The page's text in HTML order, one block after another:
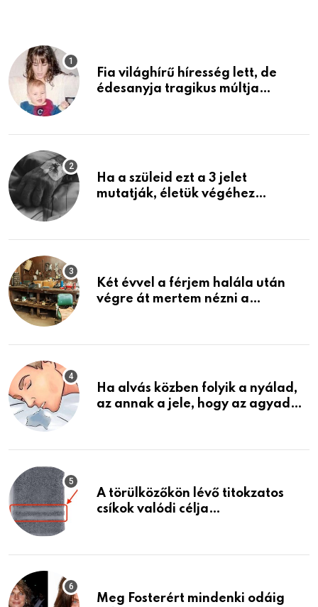
Fia világhírű híresség lett, de
édesanyja tragikus múltja
Ha a szüleid ezt a 3 jelet
mutatják, életük végéhez
Két évvel a férjem halála után
végre át mertem nézni a
életemet
Ha alvás közben folyik a nyálad,
az annak a jele, hogy az agyad…
A törülközőkön lévő titokzatos
csíkok valódi célja…
Meg Fosterért mindenki odáig